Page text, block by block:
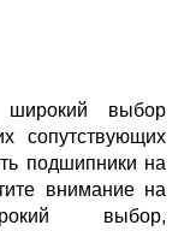
выбор
сопутствующих
подшипники на
внимание на
выбор,